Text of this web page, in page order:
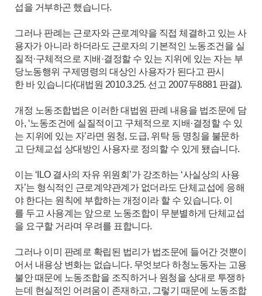
섭을 거부하곤 했습니다.
그러나 판례는 근로자와 근로계약을 직접 체결하고 있는 사
용자가 아니라 하더라도 근로자의 기본적인 노동조건을 실
질적·구체적으로 지배·결정할 수 있는 지위에 있는 자는 부
당노동행위 구제명령의 대상인 사용자가 된다고 판시
한 바 있습니다(대법원 2010.3.25. 선고 2007두8881 판결).
개정 노동조합법은 이러한 대법원 판례 내용을 법조문에 담
아, ‘노동조건에 실질적이고 구체적으로 지배·결정할 수 있
는 지위에 있는 자’라면 원청, 도급, 위탁 등 명칭을 불문하
고 단체교섭 상대방인 사용자로 정의할 수 있게 됐습니다.
이는 ‘ILO 결사의 자유 위원회’가 강조하는 ‘사실상의 사용
자’는 형식적인 근로계약관계가 없더라도 단체교섭에 응해
야 한다는 원칙에 부합하는 개정이라 할 수 있습니다. 이
를 두고 사용계는 앞으로 노동조합이 무분별하게 단체교섭
을 요구할 거라며 우려를 표합니다.
그러나 이미 판례로 확립된 법리가 법조문에 들어간 것뿐이
어서 내용상 변화는 없습니다. 무엇보다 하청노동자는 고용
불안 때문에 노동조합을 조직하거나 원청을 상대로 투쟁하
는데 현실적인 어려움이 존재하고, 그렇기 때문에 노동조합